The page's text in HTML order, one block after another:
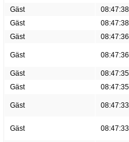
Gäst
08:47:38
Gäst
08:47:38
Gäst
08:47:36
Gäst 08:47:36
Gäst
08:47:35
Gäst
08:47:35
Gäst 08:47:33
Gäst 08:47:33